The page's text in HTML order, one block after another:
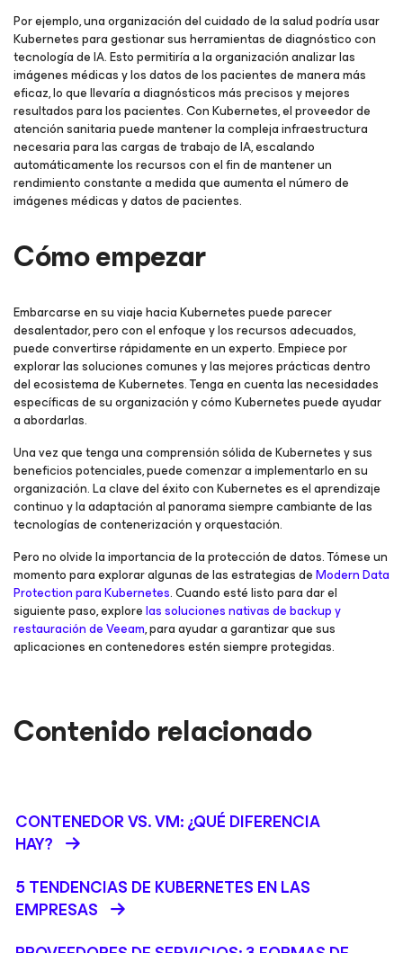
Por ejemplo, una organización del cuidado de la salud podría usar
Kubernetes para gestionar sus herramientas de diagnóstico con
tecnología de IA. Esto permitiría a la organización analizar las
imágenes médicas y los datos de los pacientes de manera más
eficaz, lo que llevaría a diagnósticos más precisos y mejores
resultados para los pacientes. Con Kubernetes, el proveedor de
atención sanitaria puede mantener la compleja infraestructura
necesaria para las cargas de trabajo de IA, escalando
automáticamente los recursos con el fin de mantener un
rendimiento constante a medida que aumenta el número de
imágenes médicas y datos de pacientes.
Cómo empezar
Embarcarse en su viaje hacia Kubernetes puede parecer
desalentador, pero con el enfoque y los recursos adecuados,
puede convertirse rápidamente en un experto. Empiece por
explorar las soluciones comunes y las mejores prácticas dentro
del ecosistema de Kubernetes. Tenga en cuenta las necesidades
específicas de su organización y cómo Kubernetes puede ayudar
a abordarlas.
Una vez que tenga una comprensión sólida de Kubernetes y sus
beneficios potenciales, puede comenzar a implementarlo en su
organización. La clave del éxito con Kubernetes es el aprendizaje
continuo y la adaptación al panorama siempre cambiante de las
tecnologías de contenerización y orquestación.
Pero no olvide la importancia de la protección de datos. Tómese un
momento para explorar algunas de las estrategias deModern Data
Protection para Kubernetes. Cuando esté listo para dar el
siguiente paso, explorelas soluciones nativas de backup y
restauración de Veeam, para ayudar a garantizar que sus
aplicaciones en contenedores estén siempre protegidas.
Contenido relacionado
CONTENEDOR VS. VM: ¿QUÉ DIFERENCIA
HAY?
5 TENDENCIAS DE KUBERNETES EN LAS
EMPRESAS